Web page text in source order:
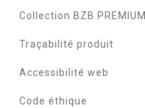
Collection BZB PREMIUM
Traçabilité produit
Accessibilité web
Code éthique